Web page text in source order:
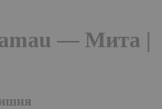
— Мита |